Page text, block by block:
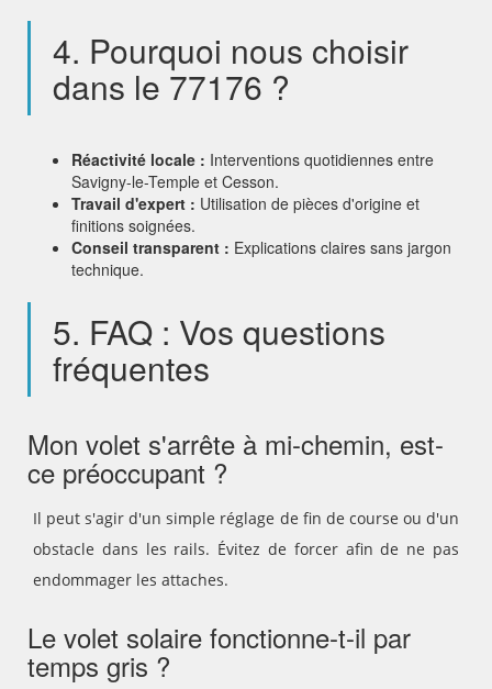
4. Pourquoi nous choisir
dans le 77176 ?
Réactivité locale : Interventions quotidiennes entre
Savigny-le-Temple et Cesson.
Travail d'expert : Utilisation de pièces d'origine et
finitions soignées.
Conseil transparent : Explications claires sans jargon
technique.
5. FAQ : Vos questions
fréquentes
Mon volet s'arrête à mi-chemin, est-
ce préoccupant ?
Il peut s'agir d'un simple réglage de fin de course ou d'un
obstacle dans les rails. Évitez de forcer afin de ne pas
endommager les attaches.
Le volet solaire fonctionne-t-il par
temps gris ?